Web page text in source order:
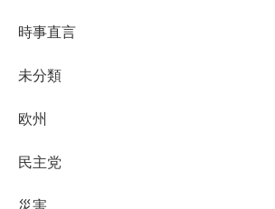
時事直言
未分類
欧州
民主党